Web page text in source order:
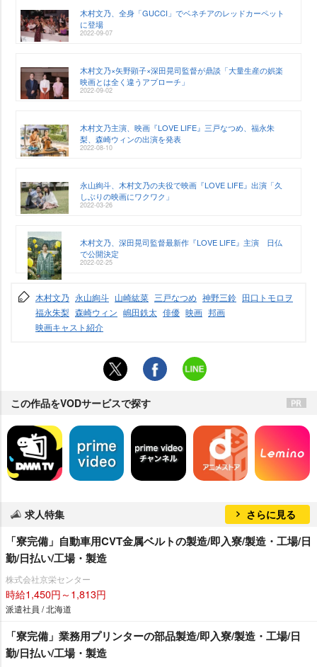
木村文乃、全身「GUCCI」でベネチアのレッドカーペット
に登場
2022-09-07
木村文乃×矢野顕子×深田晃司監督が鼎談「大量生産の娯楽
映画とは全く違うアプローチ」
2022-09-02
木村文乃主演、映画『LOVE LIFE』三戸なつめ、福永朱
梨、森崎ウィンの出演を発表
2022-08-10
永山絢斗、木村文乃の夫役で映画『LOVE LIFE』出演「久
しぶりの映画にワクワク」
2022-03-26
木村文乃、深田晃司監督最新作『LOVE LIFE』主演 日仏
で公開決定
2022-02-25
木村文乃 永山絢斗 山崎紘菜 三戸なつめ 神野三鈴 田口トモロヲ
福永朱梨 森崎ウィン 嶋田鉄太 俳優 映画 邦画
映画キャスト紹介
この作品をVODサービスで探す
求人特集 さらに見る
「寮完備」自動車用CVT金属ベルトの製造/即入寮/製造・工場/日
勤/日払い/工場・製造
株式会社京栄センター
時給1,450円～1,813円
派遣社員 / 北海道
「寮完備」業務用プリンターの部品製造/即入寮/製造・工場/日
勤/日払い/工場・製造